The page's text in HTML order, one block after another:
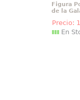
Figura
de la
Precio:
En